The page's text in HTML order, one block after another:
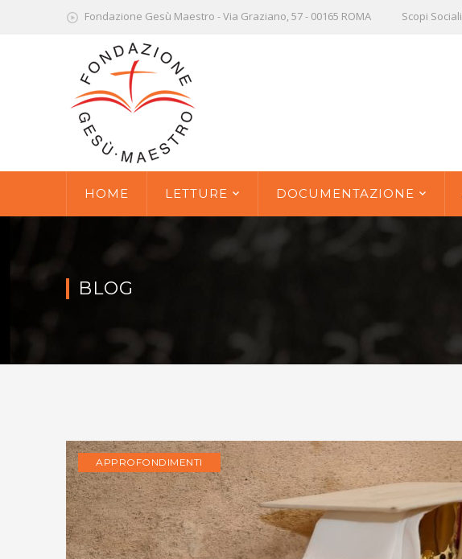
Fondazione Gesù Maestro - Via Graziano, 57 - 00165 ROMA Scopi Sociali
HOME LETTURE DOCUMENTAZIONE
BLOG
APPROFONDIMENTI